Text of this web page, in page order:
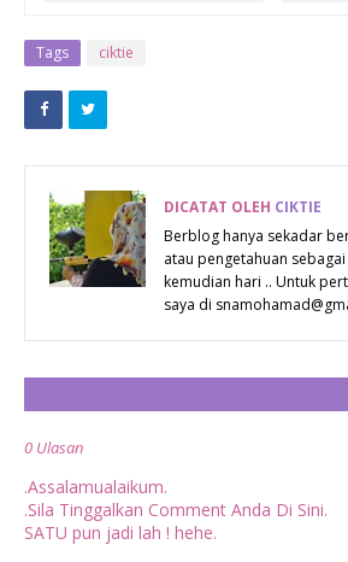
SAYUR
SEBAGAI
BAHAN
PELAWAS
Tags ciktie
DICATAT OLEH CIKTIE
Berblog hanya sekadar
atau pengetahuan
kemudian hari .. Untuk
saya di
0 Ulasan
.Assalamualaikum.
.Sila Tinggalkan Comment Anda Di Sini.
SATU pun jadi lah ! hehe.